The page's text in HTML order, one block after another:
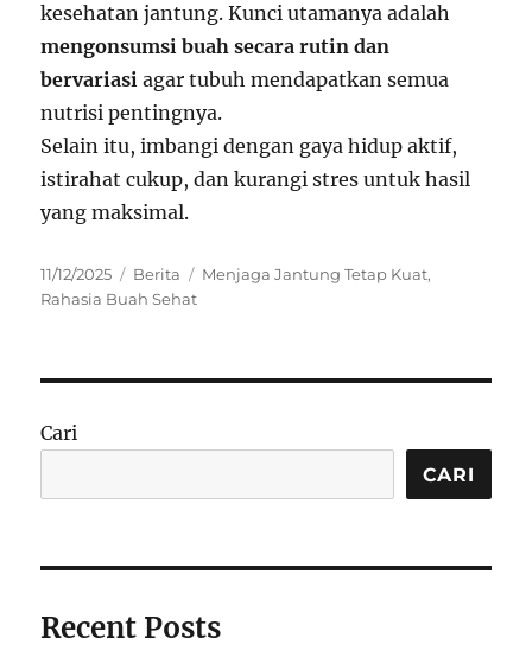
kesehatan jantung. Kunci utamanya adalah
mengonsumsi buah secara rutin dan
bervariasi agar tubuh mendapatkan semua
nutrisi pentingnya.
Selain itu, imbangi dengan gaya hidup aktif,
istirahat cukup, dan kurangi stres untuk hasil
yang maksimal.
Posted
on
11/12/2025 Categories
Berita Tags
Menjaga Jantung Tetap Kuat,
Rahasia Buah Sehat
Cari
CARI
Recent Posts